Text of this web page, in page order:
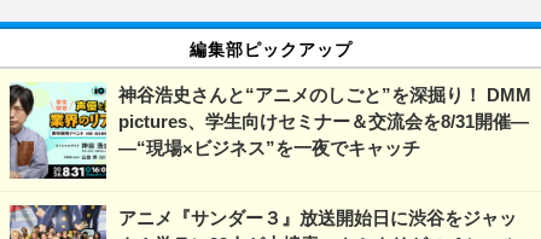
編集部ピックアップ
神谷浩史さんと“アニメのしごと”を深掘り！ DMM
pictures、学生向けセミナー＆交流会を8/31開催―
―“現場×ビジネス”を一夜でキャッチ
アニメ『サンダー３』放送開始日に渋谷をジャッ